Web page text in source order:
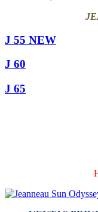
J 55 NEW
J 60
J 65